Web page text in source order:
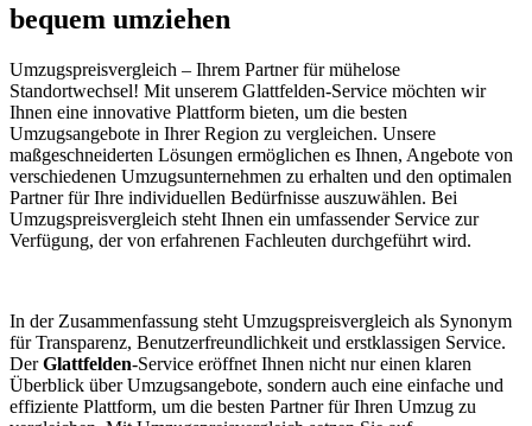
bequem umziehen
Umzugspreisvergleich – Ihrem Partner für mühelose
Standortwechsel! Mit unserem Glattfelden-Service möchten wir
Ihnen eine innovative Plattform bieten, um die besten
Umzugsangebote in Ihrer Region zu vergleichen. Unsere
maßgeschneiderten Lösungen ermöglichen es Ihnen, Angebote von
verschiedenen Umzugsunternehmen zu erhalten und den optimalen
Partner für Ihre individuellen Bedürfnisse auszuwählen. Bei
Umzugspreisvergleich steht Ihnen ein umfassender Service zur
Verfügung, der von erfahrenen Fachleuten durchgeführt wird.
In der Zusammenfassung steht Umzugspreisvergleich als Synonym
für Transparenz, Benutzerfreundlichkeit und erstklassigen Service.
DerGlattfelden-Service eröffnet Ihnen nicht nur einen klaren
Überblick über Umzugsangebote, sondern auch eine einfache und
effiziente Plattform, um die besten Partner für Ihren Umzug zu